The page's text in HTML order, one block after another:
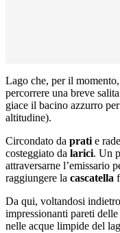
Lago che, per il
percorrere una breve
giace il bacino azzurro
altitudine).
Circondato da prati e
costeggiato da larici. Un
attraversarne l’emissario
raggiungere la cascatella
Da qui, voltandosi
impressionanti pareti delle
nelle acque limpide del